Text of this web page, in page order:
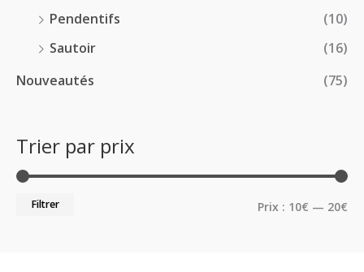
Pendentifs
(10)
Sautoir
(16)
Nouveautés
(75)
Trier par prix
Filtrer Prix : 10€ — 20€